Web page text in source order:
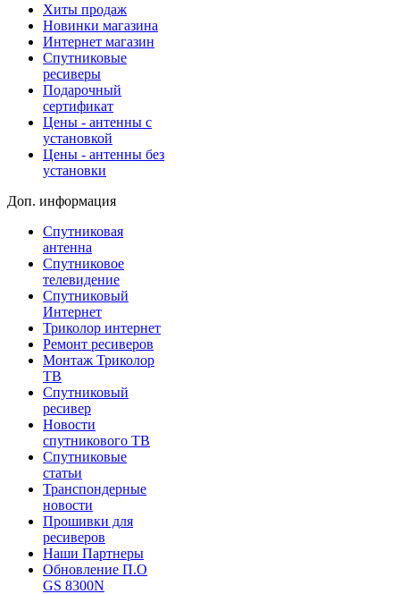
Хиты продаж
Новинки магазина
Интернет магазин
Спутниковые
ресиверы
Подарочный
сертификат
Цены - антенны с
установкой
Цены - антенны без
установки
Доп. информация
Спутниковая
антенна
Спутниковое
телевидение
Спутниковый
Интернет
Триколор интернет
Ремонт ресиверов
Монтаж Триколор
ТВ
Спутниковый
ресивер
Новости
спутникового ТВ
Спутниковые
статьи
Транспондерные
новости
Прошивки для
ресиверов
Наши Партнеры
Обновление П.О
GS 8300N